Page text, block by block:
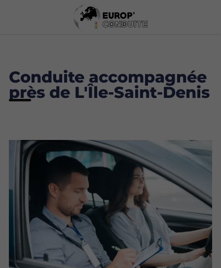
Conduite accompagnée
près de L'Île-Saint-Denis